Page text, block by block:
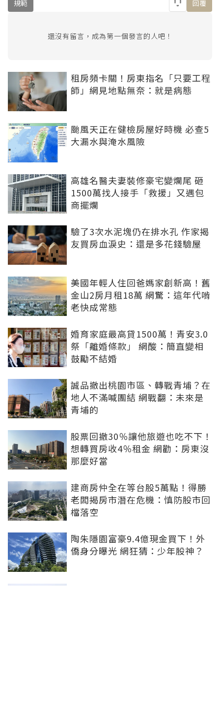
規範 回覆
還沒有留言，成為第一個發言的人吧！
租房頻卡關！房東指名「只要工程
師」網見地點無奈：就是病態
颱風天正在健檢房屋好時機 必查5
大漏水與淹水風險
高雄名醫夫妻裝修豪宅變爛尾 砸
1500萬找人接手「救援」又遇包
商擺爛
驗了3次水泥塊仍在排水孔 作家揭
友買房血淚史：還是多花錢驗屋
美國年輕人住回爸媽家創新高！舊
金山2房月租18萬 網驚：這年代啃
老快成常態
婚育家庭最高貸1500萬！青安3.0
祭「離婚條款」 網酸：簡直變相
鼓勵不結婚
誠品撤出桃園市區、轉戰青埔？在
地人不滿喊團結 網戰翻：未來是
青埔的
股票回撤30％讓他旅遊也吃不下！
想轉買房收4％租金 網勸：房東沒
那麼好當
建商房仲全在等台股5萬點！得勝
老闆揭房市潛在危機：慎防股市回
檔落空
陶朱隱園富豪9.4億現金買下！外
僑身分曝光 網狂猜：少年股神？